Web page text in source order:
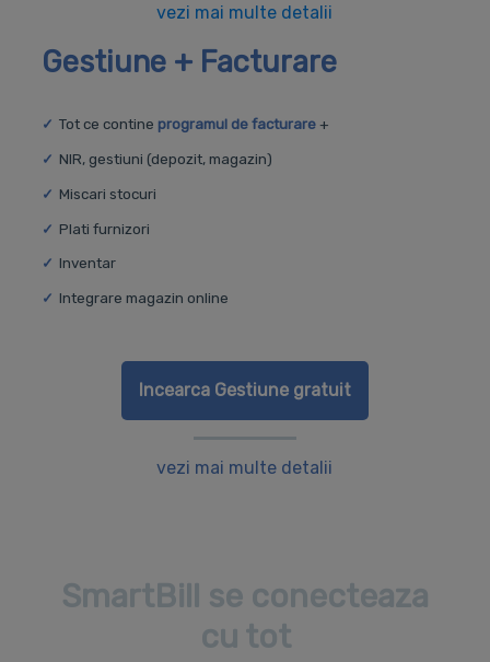
vezi mai multe detalii
Gestiune + Facturare
Tot ce contine programul de facturare+
NIR, gestiuni (depozit, magazin)
Miscari stocuri
Plati furnizori
Inventar
Integrare magazin online
Incearca Gestiune gratuit
vezi mai multe detalii
SmartBill se conecteaza
cu tot